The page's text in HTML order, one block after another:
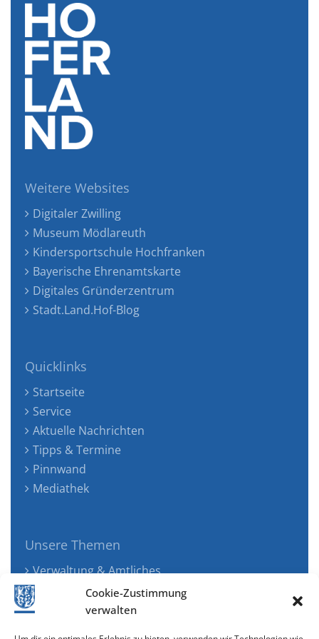
Cookie-Zustimmung
verwalten
Weitere Websites
Digitaler Zwilling
Museum Mödlareuth
Kindersportschule Hochfranken
Bayerische Ehrenamtskarte
Digitales Gründerzentrum
Stadt.Land.Hof-Blog
Quicklinks
Startseite
Service
Aktuelle Nachrichten
Tipps & Termine
Pinnwand
Mediathek
Unsere Themen
Verwaltung & Amtliches
Jugend, Familie & Gesundheit
Tourismus, Freizeit & Ökologie